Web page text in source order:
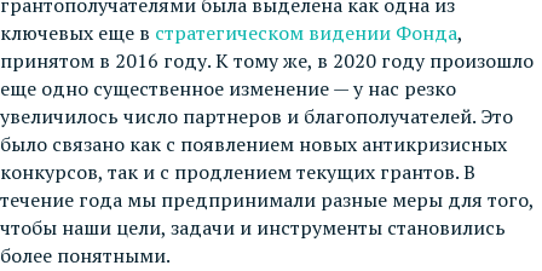
ключевых еще в стратегическом видении Фонда,
принятом в 2016 году. К тому же, в 2020 году произошло
еще одно существенное изменение — у нас резко
увеличилось число партнеров и благополучателей. Это
было связано как с появлением новых антикризисных
конкурсов, так и с продлением текущих грантов. В
течение года мы предпринимали разные меры для того,
чтобы наши цели, задачи и инструменты становились
более понятными.